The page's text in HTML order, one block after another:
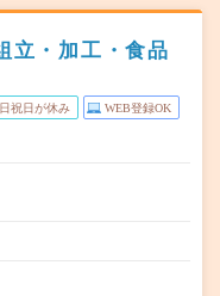
立・加工・食品
祝日が休み WEB登録OK